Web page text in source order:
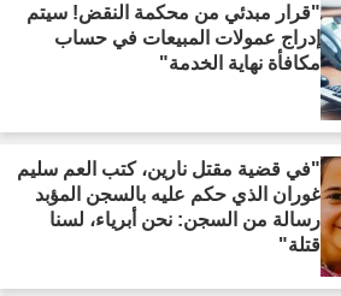
"قرار مبدئي من محكمة النقض! سيتم
إدراج عمولات المبيعات في حساب
مكافأة نهاية الخدمة"
"في قضية مقتل نارين، كتب العم سليم
غوران الذي حكم عليه بالسجن المؤبد
رسالة من السجن: نحن أبرياء، لسنا
قتلة"